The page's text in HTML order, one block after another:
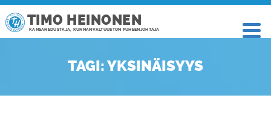
TIMO HEINONEN
KANSANEDUSTAJA, KUNNANVALTUUSTON PUHEENJOHTAJA
TAGI: YKSINÄISYYS